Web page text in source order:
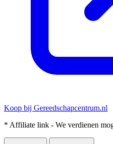
Koop bij Gereedschapcentrum.nl
* Affiliate link - We verdienen